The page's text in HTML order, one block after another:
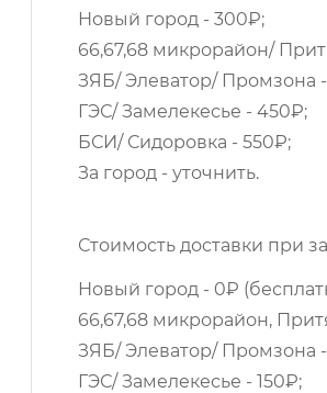
Новый город - 300₽;
66,67,68 микрорайон/
ЗЯБ/ Элеватор/ Промзона
ГЭС/ Замелекесье - 450₽;
БСИ/ Сидоровка - 550₽;
За город - уточнить.
Стоимость доставки при
Новый город - 0₽
66,67,68 микрорайон,
ЗЯБ/ Элеватор/ Промзона
ГЭС/ Замелекесье - 150₽;